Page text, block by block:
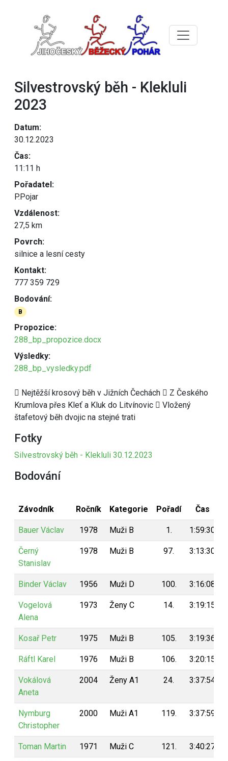
Silvestrovský běh - Klekluli
2023
Datum:
30.12.2023
Čas:
11:11 h
Pořadatel:
P.Pojar
Vzdálenost:
27,5 km
Povrch:
silnice a lesní cesty
Kontakt:
777 359 729
Bodování:
B
Propozice:
288_bp_propozice.docx
Výsledky:
288_bp_vysledky.pdf
 Nejtěžší krosový běh v Jižních Čechách  Z Českého
Krumlova přes Kleť a Kluk do Litvínovic  Vložený
štafetový běh dvojic na stejné trati
Fotky
Silvestrovský běh - Klekluli 30.12.2023
Bodování
Závodník Ročník Kategorie Pořadí Čas
Bauer Václav 1978 Muži B 1. 1:59:30
Černý
Stanislav
1978 Muži B 97. 3:13:30
Binder Václav 1956 Muži D 100. 3:16:08
Vogelová
Alena
1973 Ženy C 14. 3:19:15
Kosař Petr 1975 Muži B 105. 3:19:36
Ráftl Karel 1976 Muži B 106. 3:20:15
Vokálová
Aneta
2004 Ženy A1 24. 3:37:54
Nymburg
Christopher
2000 Muži A1 119. 3:37:59
Toman Martin 1971 Muži C 121. 3:40:27